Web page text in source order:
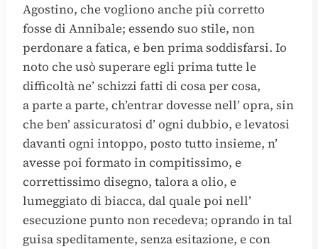
Agostino, che vogliono anche più corretto
fosse di Annibale; essendo suo stile, non
perdonare a fatica, e ben prima soddisfarsi. Io
noto che usò superare egli prima tutte le
difficoltà ne’ schizzi fatti di cosa per cosa,
a parte a parte, ch’entrar dovesse nell’ opra, sin
che ben’ assicuratosi d’ ogni dubbio, e levatosi
davanti ogni intoppo, posto tutto insieme, n’
avesse poi formato in compitissimo, e
correttissimo disegno, talora a olio, e
lumeggiato di biacca, dal quale poi nell’
esecuzione punto non recedeva; oprando in tal
guisa speditamente, senza esitazione, e con